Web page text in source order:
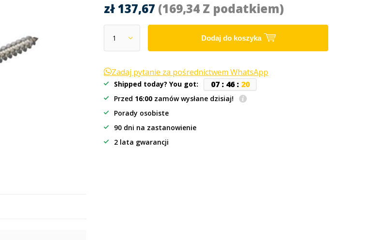
zł 137,67 (169,34 Z podatkiem)
Dodaj do koszyka
Zadaj pytanie za pośrednictwem WhatsApp
Shipped today? You got: 07: 46: 19
Przed 16:00 zamów wysłane dzisiaj!
Porady osobiste
90 dni na zastanowienie
2 lata gwarancji